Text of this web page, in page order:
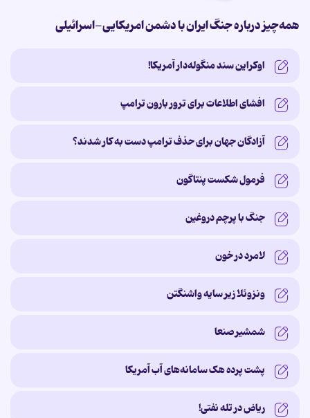
همه‌چیز درباره جنگ ایران با دشمن امریکایی-اسرائیلی
اوکراین سند منگوله‌دار آمریکا!
افشای اطلاعات برای ترور بارون ترامپ
آزادگان جهان برای حذف ترامپ دست به کار شدند؟
فرمول شکست پنتاگون
جنگ با پرچم دروغین
لامرد در خون
ونزوئلا زیر سایه‌ واشنگتن
شمشیر صنعا
پشت پرده‌ هک سامانه‌های آب آمریکا
ریاض در تله نفتی!